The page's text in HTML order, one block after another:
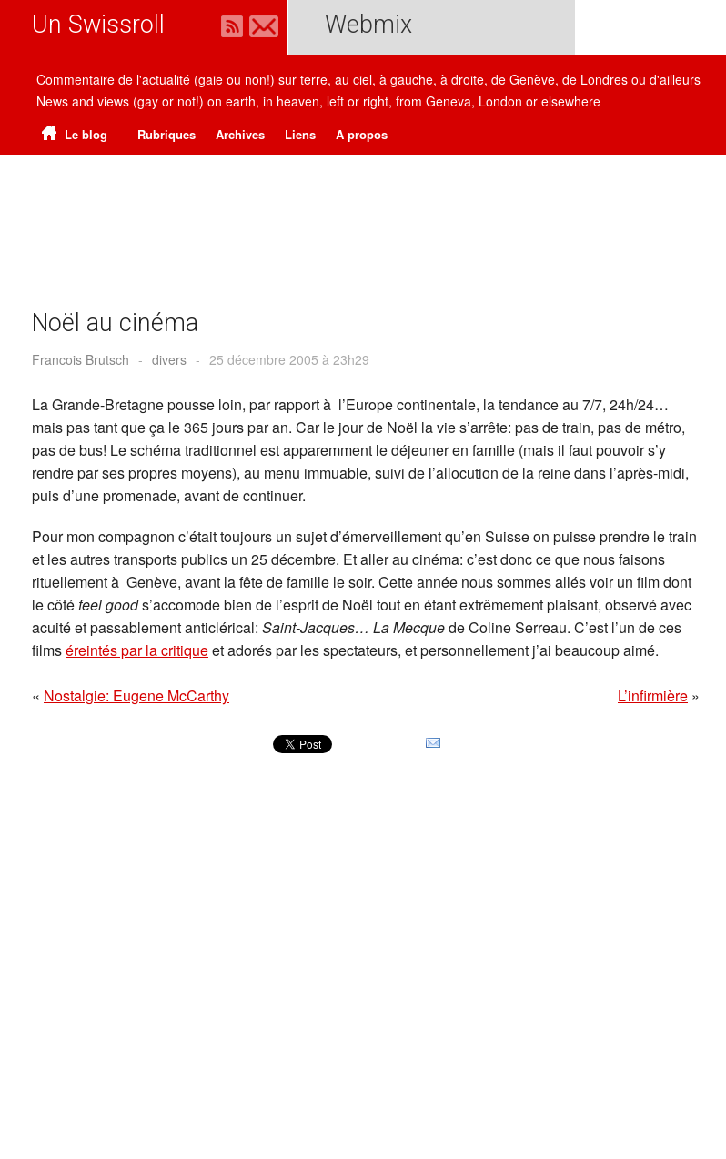
Un Swissroll Webmix
Commentaire de l'actualité (gaie ou non!) sur terre, au ciel, à gauche, à droite, de Genève, de Londres ou d'ailleurs
News and views (gay or not!) on earth, in heaven, left or right, from Geneva, London or elsewhere
Le blog Rubriques Archives Liens A propos
Noël au cinéma
Francois Brutsch - divers - 25 décembre 2005 à 23h29
La Grande-Bretagne pousse loin, par rapport à l’Europe continentale, la tendance au 7/7, 24h/24…
mais pas tant que ça le 365 jours par an. Car le jour de Noël la vie s’arrête: pas de train, pas de métro,
pas de bus! Le schéma traditionnel est apparemment le déjeuner en famille (mais il faut pouvoir s’y
rendre par ses propres moyens), au menu immuable, suivi de l’allocution de la reine dans l’après-midi,
puis d’une promenade, avant de continuer.
Pour mon compagnon c’était toujours un sujet d’émerveillement qu’en Suisse on puisse prendre le train
et les autres transports publics un 25 décembre. Et aller au cinéma: c’est donc ce que nous faisons
rituellement à Genève, avant la fête de famille le soir. Cette année nous sommes allés voir un film dont
le côté feel goods’accomode bien de l’esprit de Noël tout en étant extrêmement plaisant, observé avec
acuité et passablement anticlérical: Saint-Jacques… La Mecquede Coline Serreau. C’est l’un de ces
filmséreintés par la critiqueet adorés par les spectateurs, et personnellement j’ai beaucoup aimé.
« Nostalgie: Eugene McCarthy L’infirmière»